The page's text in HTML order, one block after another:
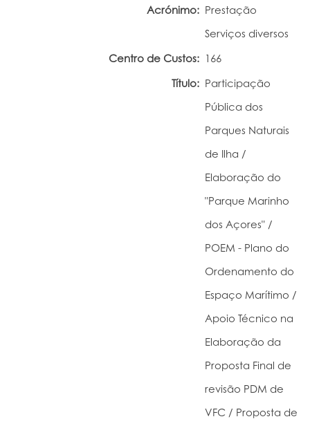
Acrónimo: Prestação
Serviços diversos
Centro de Custos: 166
Título: Participação
Pública dos
Parques Naturais
de Ilha /
Elaboração do
"Parque Marinho
dos Açores" /
POEM - Plano do
Ordenamento do
Espaço Marítimo /
Apoio Técnico na
Elaboração da
Proposta Final de
revisão PDM de
VFC / Proposta de